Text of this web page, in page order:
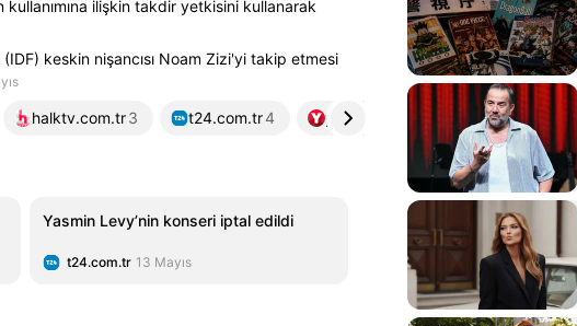
ilişkin takdir yetkisini kullanarak
keskin nişancısı Noam Zizi'yi takip etmesi
halktv.com.tr3 t24.com.tr4 yenisafak.com 5
Yasmin Levy’nin konseri iptal edildi
t24.com.tr 13 Mayıs